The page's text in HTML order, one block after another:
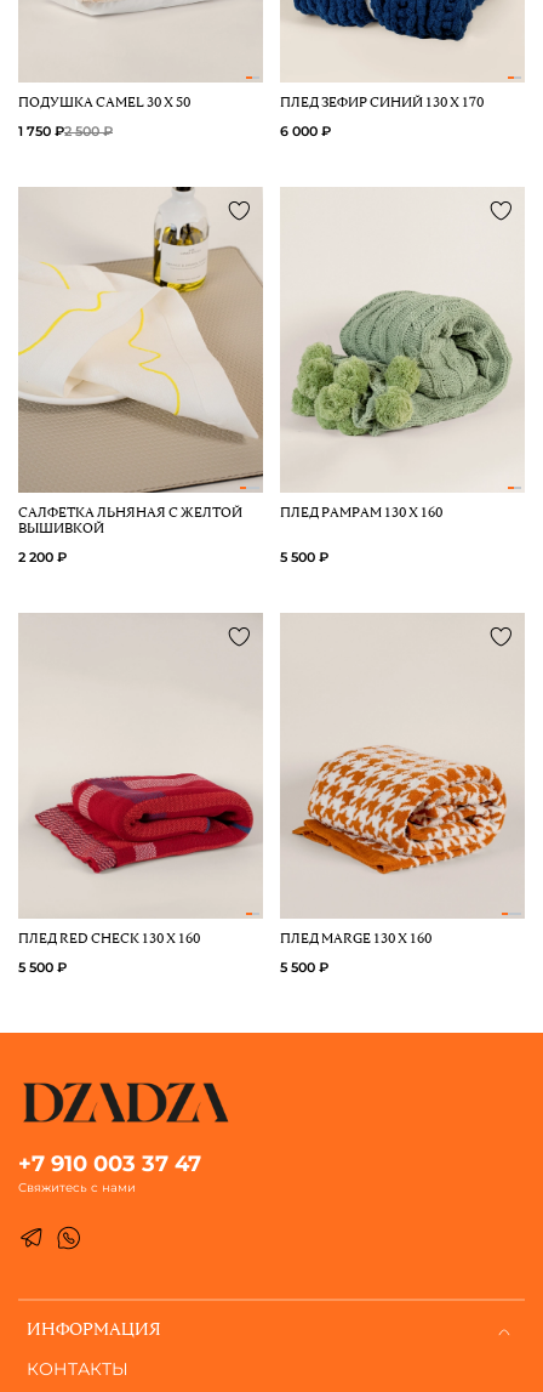
ПОДУШКА CAMEL 30 Х 50
1 750 ₽2 500 ₽
ПЛЕД ЗЕФИР СИНИЙ 130 Х 170
6 000 ₽
САЛФЕТКА ЛЬНЯНАЯ С ЖЕЛТОЙ
ВЫШИВКОЙ
2 200 ₽
ПЛЕД PAMPAM 130 Х 160
5 500 ₽
ПЛЕД RED CHECK 130 Х 160
5 500 ₽
ПЛЕД MARGE 130 Х 160
5 500 ₽
ИНФОРМАЦИЯ
КОНТАКТЫ
+7 910 003 37 47
Свяжитесь с нами